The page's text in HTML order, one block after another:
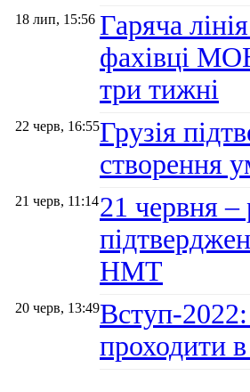
18 лип, 15:56 Гаряча
фахівці
три тижні
22 черв, 16:55Грузія
створення
21 черв, 11:1421 червня –
НМТ
20 черв, 13:49Вступ-
проходити в